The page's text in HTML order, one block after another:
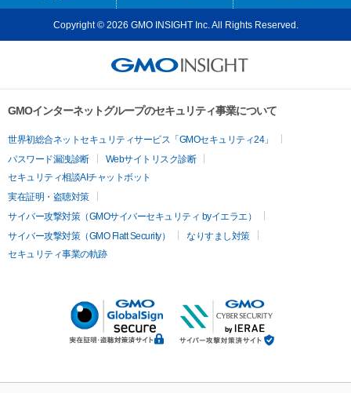
Copyright © 2026 GMO INSIGHT Inc. All Rights Reserved.
GMOインターネットグループのセキュリティ事業について
世界初総合ネットセキュリティサービス「GMOセキュリティ24」
パスワード漏洩診断
Webサイトリスク診断
セキュリティ相談AIチャットボット
実在証明・盗聴対策
サイバー攻撃対策（GMOサイバーセキュリティ byイエラエ）
サイバー攻撃対策（GMO Flatt Security）
なりすまし対策
セキュリティ事業の軌跡